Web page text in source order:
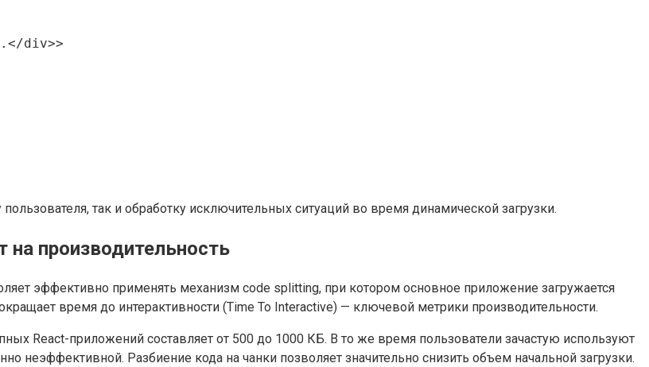
div>>
так и обработку исключительных ситуаций во время динамической загрузки.
производительность
эффективно применять механизм code splitting, при котором основное приложение загружается
время до интерактивности (Time To Interactive) — ключевой метрики производительности.
React-приложений составляет от 500 до 1000 КБ. В то же время пользователи зачастую используют
неэффективной. Разбиение кода на чанки позволяет значительно снизить объем начальной загрузки.